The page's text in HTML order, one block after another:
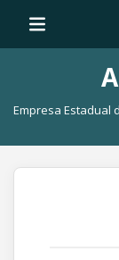
Empresa Estadual